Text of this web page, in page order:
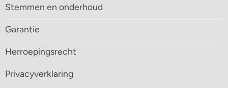
Stemmen en onderhoud
Garantie
Herroepingsrecht
Privacyverklaring